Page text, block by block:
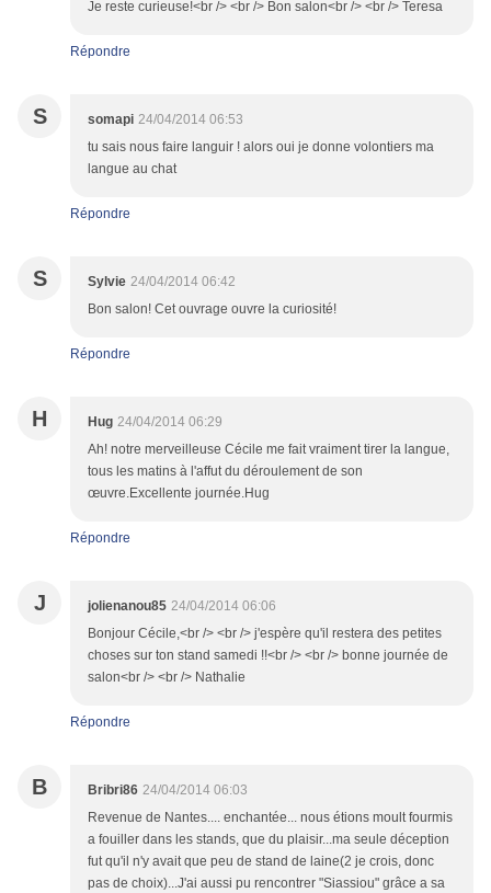
Je reste curieuse!<br /> <br /> Bon salon<br /> <br /> Teresa
Répondre
S somapi 24/04/2014 06:53
tu sais nous faire languir ! alors oui je donne volontiers ma
langue au chat
Répondre
S Sylvie 24/04/2014 06:42
Bon salon! Cet ouvrage ouvre la curiosité!
Répondre
H Hug 24/04/2014 06:29
Ah! notre merveilleuse Cécile me fait vraiment tirer la langue,
tous les matins à l'affut du déroulement de son
œuvre.Excellente journée.Hug
Répondre
J jolienanou85 24/04/2014 06:06
Bonjour Cécile,<br /> <br /> j'espère qu'il restera des petites
choses sur ton stand samedi !!<br /> <br /> bonne journée de
salon<br /> <br /> Nathalie
Répondre
B Bribri86 24/04/2014 06:03
Revenue de Nantes.... enchantée... nous étions moult fourmis
a fouiller dans les stands, que du plaisir...ma seule déception
fut qu'il n'y avait que peu de stand de laine(2 je crois, donc
pas de choix)...J'ai aussi pu rencontrer "Siassiou" grâce a sa